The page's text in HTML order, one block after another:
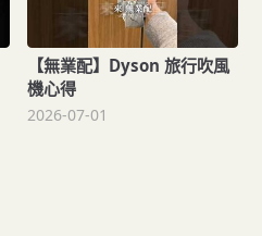
【無業配】Dyson 旅行吹風
機心得
2026-07-01